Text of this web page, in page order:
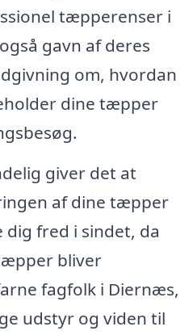
tæpperenser i
gavn af deres
om, hvordan
dine tæpper
giver det at
af dine tæpper
fred i sindet, da
bliver
fagfolk i Diernæs,
udstyr og viden til